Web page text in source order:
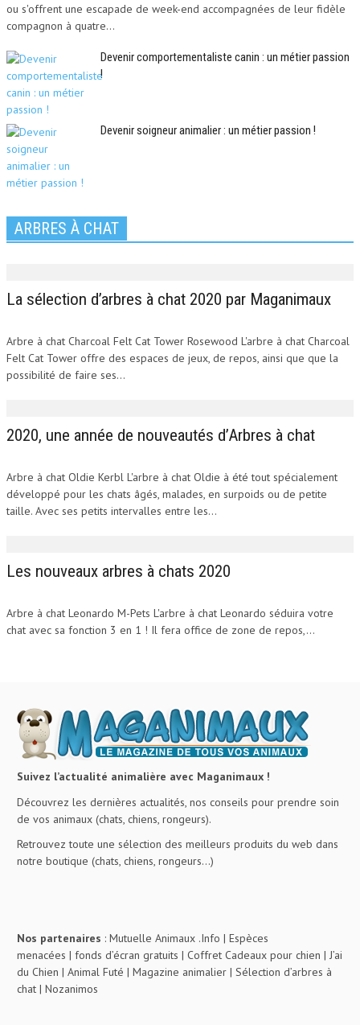
ou s'offrent une escapade de week-end accompagnées de leur fidèle
compagnon à quatre...
Devenir comportementaliste canin : un métier passion
!
Devenir soigneur animalier : un métier passion !
ARBRES À CHAT
La sélection d’arbres à chat 2020 par Maganimaux
Arbre à chat Charcoal Felt Cat Tower Rosewood L'arbre à chat Charcoal
Felt Cat Tower offre des espaces de jeux, de repos, ainsi que que la
possibilité de faire ses...
2020, une année de nouveautés d’Arbres à chat
Arbre à chat Oldie Kerbl L'arbre à chat Oldie à été tout spécialement
développé pour les chats âgés, malades, en surpoids ou de petite
taille. Avec ses petits intervalles entre les...
Les nouveaux arbres à chats 2020
Arbre à chat Leonardo M-Pets L'arbre à chat Leonardo séduira votre
chat avec sa fonction 3 en 1 ! Il fera office de zone de repos,...
Suivez l’actualité animalière avec Maganimaux !
Découvrez les dernières actualités, nos conseils pour prendre soin
de vos animaux (chats, chiens, rongeurs).
Retrouvez toute une sélection des meilleurs produits du web dans
notre boutique (chats, chiens, rongeurs…)
Nos partenaires : Mutuelle Animaux .Info | Espèces
menacées | fonds d’écran gratuits | Coffret Cadeaux pour chien | J’ai
du Chien | Animal Futé | Magazine animalier | Sélection d’arbres à
chat | Nozanimos